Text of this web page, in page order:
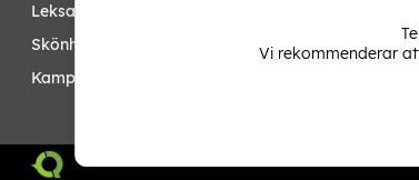
leksaker, barn- & babyprodukter
skönhet & hälsa
kampanjer
Vi rekommenderar